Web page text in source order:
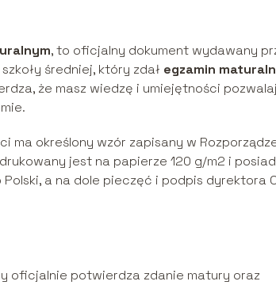
, to oficjalny dokument wydawany
średniej, który zdał egzamin
że masz wiedzę i umiejętności
ma określony wzór zapisany w
jest na papierze 120 g/m2 i
a na dole pieczęć i podpis dyrektora
oficjalnie potwierdza zdanie matury oraz